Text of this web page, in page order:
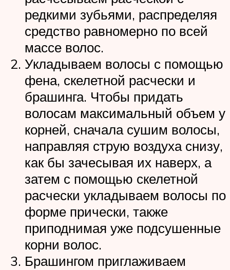
редкими зубьями, распределяя
средство равномерно по всей
массе волос.
Укладываем волосы с помощью
фена, скелетной расчески и
брашинга. Чтобы придать
волосам максимальный объем у
корней, сначала сушим волосы,
направляя струю воздуха снизу,
как бы зачесывая их наверх, а
затем с помощью скелетной
расчески укладываем волосы по
форме прически, также
приподнимая уже подсушенные
корни волос.
Брашингом приглаживаем